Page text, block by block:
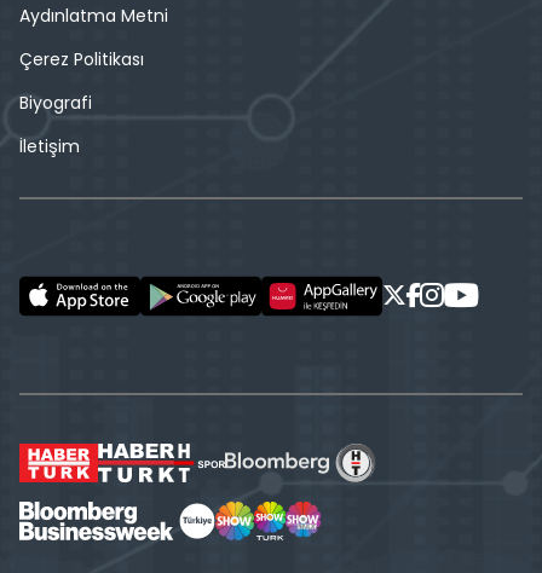
Aydınlatma Metni
Çerez Politikası
Biyografi
İletişim